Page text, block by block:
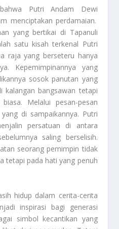
Putri Andam Dewi
menciptakan perdamaian.
yang bertikai di Tapanuli
satu kisah terkenal Putri
raja yang berseteru hanya
Kepemimpinannya yang
sosok panutan yang
kalangan bangsawan tetapi
Melalui pesan-pesan
di sampaikannya. Putri
persatuan di antara
saling berselisih.
seorang pemimpin tidak
tetapi pada hati yang penuh
hidup dalam cerita-cerita
inspirasi bagi generasi
simbol kecantikan yang